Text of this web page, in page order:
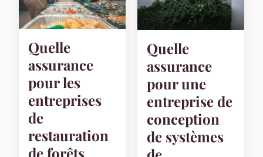
Quelle
assurance
pour les
entreprises
de
restauration
de forêts
Quelle
assurance
pour une
entreprise de
conception
de systèmes